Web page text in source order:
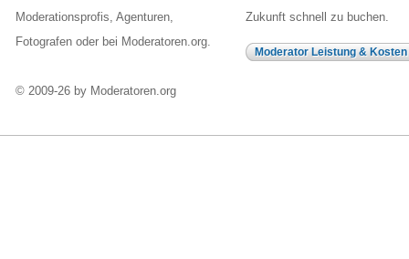
Moderationsprofis, Agenturen,
Fotografen oder bei Moderatoren.org.
© 2009-26 by Moderatoren.org
Zukunft schnell zu buchen.
Moderator Leistung & Kosten